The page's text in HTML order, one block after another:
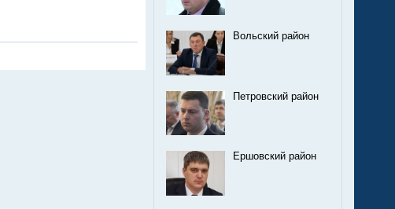
Вольский район
Петровский район
Ершовский район